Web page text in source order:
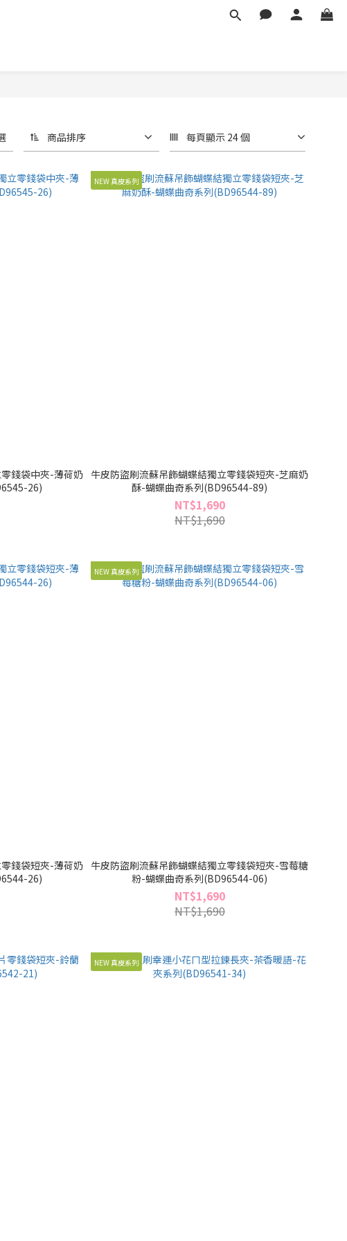
商品排序 每頁顯示 24 個
錢袋中夾-薄荷奶
26)
NEW 真皮系列
牛皮防盜刷流蘇吊飾蝴蝶結獨立零錢袋短夾-芝麻奶
酥-蝴蝶曲奇系列(BD96544-89)
NT$1,690
NT$1,690
錢袋短夾-薄荷奶
26)
NEW 真皮系列
牛皮防盜刷流蘇吊飾蝴蝶結獨立零錢袋短夾-雪莓糖
粉-蝴蝶曲奇系列(BD96544-06)
NT$1,690
NT$1,690
NEW 真皮系列